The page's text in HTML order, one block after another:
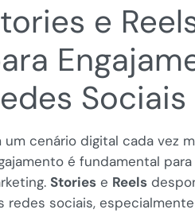
e
Sociais
um cenário digital cada vez
é fundamental
Stories e Reels
redes sociais,